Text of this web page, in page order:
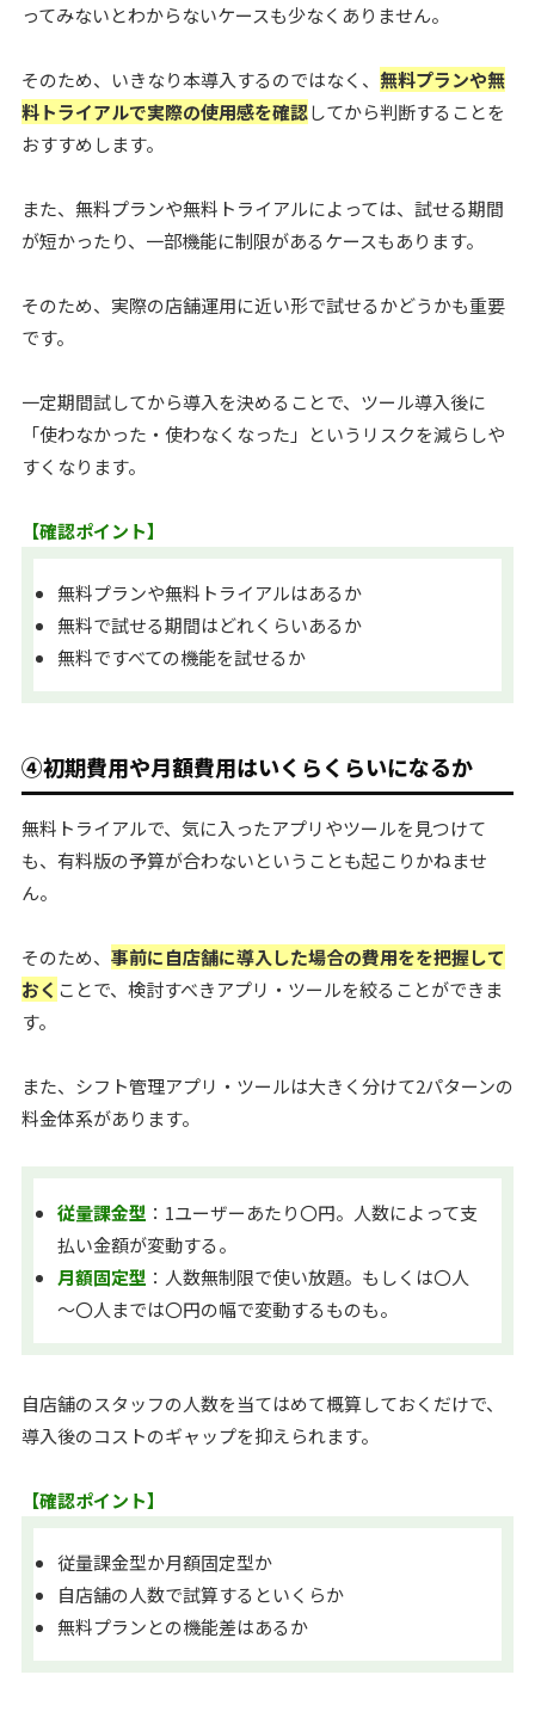
ってみないとわからないケースも少なくありません。
そのため、いきなり本導入するのではなく、 無料プランや無
料トライアルで実際の使用感を確認してから判断することを
おすすめします。
また、無料プランや無料トライアルによっては、試せる期間
が短かったり、一部機能に制限があるケースもあります。
そのため、実際の店舗運用に近い形で試せるかどうかも重要
です。
一定期間試してから導入を決めることで、ツール導入後に
「使わなかった・使わなくなった」というリスクを減らしや
すくなります。
【確認ポイント】
無料プランや無料トライアルはあるか
無料で試せる期間はどれくらいあるか
無料ですべての機能を試せるか
④初期費用や月額費用はいくらくらいになるか
無料トライアルで、気に入ったアプリやツールを見つけて
も、有料版の予算が合わないということも起こりかねませ
ん。
そのため、 事前に自店舗に導入した場合の費用をを把握して
おく ことで、検討すべきアプリ・ツールを絞ることができま
す。
また、シフト管理アプリ・ツールは大きく分けて2パターンの
料金体系があります。
従量課金型 ：1ユーザーあたり〇円。人数によって支
払い金額が変動する。
月額固定型 ：人数無制限で使い放題。もしくは〇人
～〇人までは〇円の幅で変動するものも。
自店舗のスタッフの人数を当てはめて概算しておくだけで、
導入後のコストのギャップを抑えられます。
【確認ポイント】
従量課金型か月額固定型か
自店舗の人数で試算するといくらか
無料プランとの機能差はあるか